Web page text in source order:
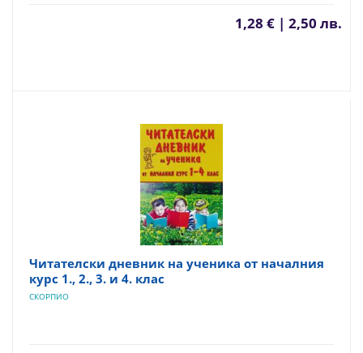
1,28 € | 2,50 лв.
Читателски дневник на ученика от началния
курс 1., 2., 3. и 4. клас
СКОРПИО